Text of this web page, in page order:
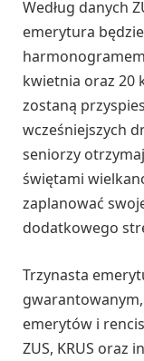
Według danych
emerytura
kwietnia oraz 20
zostaną
wcześniejszych
seniorzy
świętami
zaplanować
dodatkowego
Trzynasta
emerytów i
ZUS, KRUS oraz